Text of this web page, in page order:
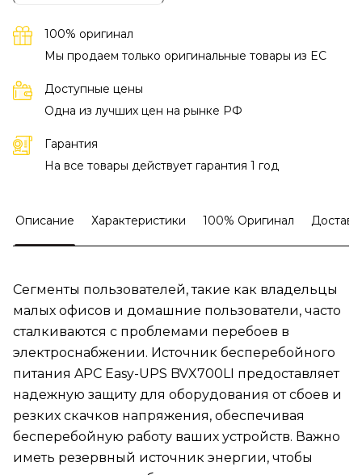
100% оригинал
Мы продаем только оригинальные товары из EC
Доступные цены
Одна из лучших цен на рынке РФ
Гарантия
На все товары действует гарантия 1 год
Описание Характеристики 100% Оригинал
Сегменты пользователей, такие как владельцы
малых офисов и домашние пользователи, часто
сталкиваются с проблемами перебоев в
электроснабжении. Источник бесперебойного
питания APC Easy-UPS BVX700LI предоставляет
надежную защиту для оборудования от сбоев и
резких скачков напряжения, обеспечивая
бесперебойную работу ваших устройств. Важно
иметь резервный источник энергии, чтобы